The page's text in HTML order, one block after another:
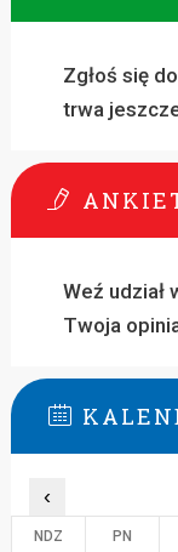
Zgłoś się
trwa
Weź udział
Twoja
‹
NDZ PN